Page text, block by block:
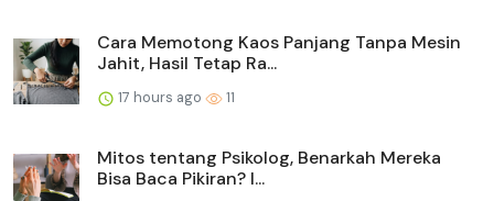
Cara Memotong Kaos Panjang Tanpa Mesin
Jahit, Hasil Tetap Ra...
17 hours ago 11
Mitos tentang Psikolog, Benarkah Mereka
Bisa Baca Pikiran? I...